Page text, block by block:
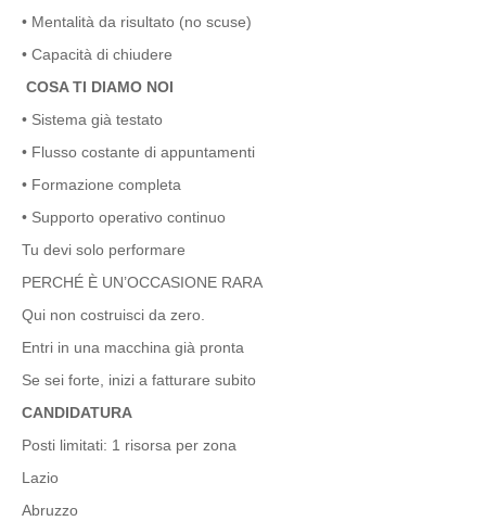
• Mentalità da risultato (no scuse)
• Capacità di chiudere
COSA TI DIAMO NOI
• Sistema già testato
• Flusso costante di appuntamenti
• Formazione completa
• Supporto operativo continuo
Tu devi solo performare
PERCHÉ È UN’OCCASIONE RARA
Qui non costruisci da zero.
Entri in una macchina già pronta
Se sei forte, inizi a fatturare subito
CANDIDATURA
Posti limitati: 1 risorsa per zona
Lazio
Abruzzo